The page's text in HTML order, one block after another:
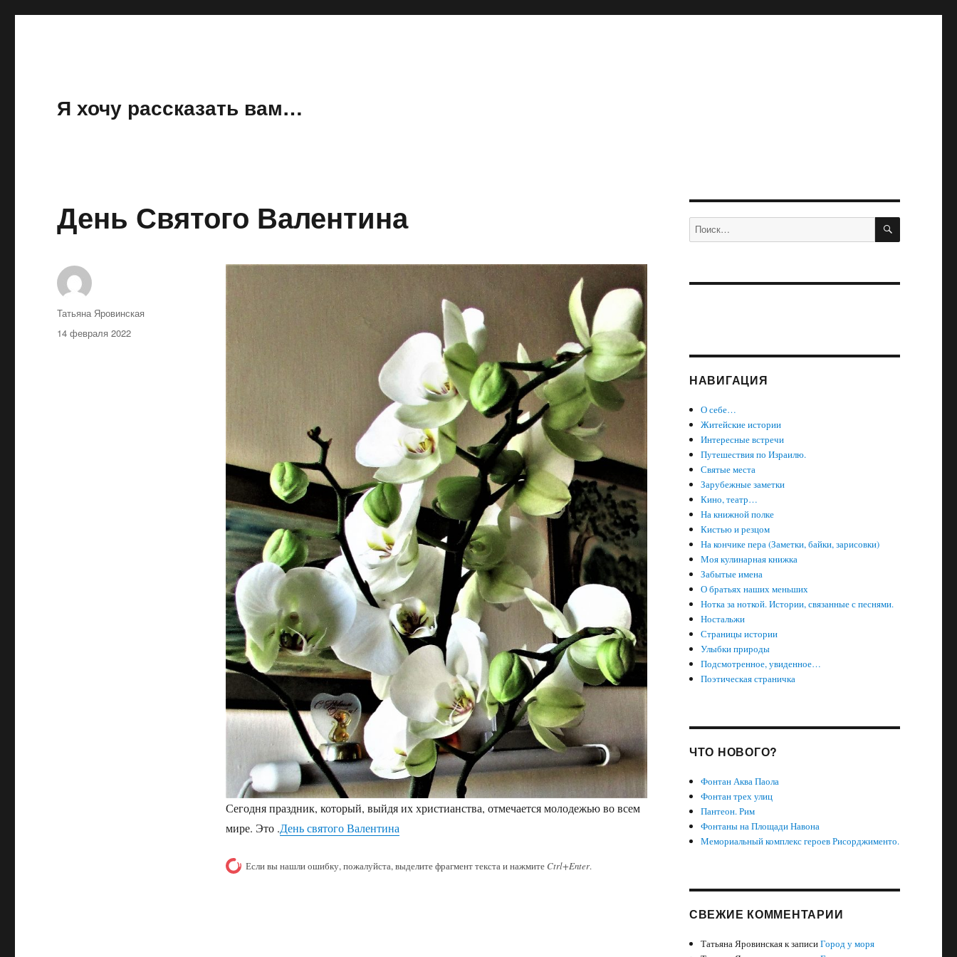
Я хочу рассказать вам…
День Святого Валентина
Сегодня праздник, который, выйдя их христианства, отмечается молодежью во всем
мире. Это .День святого Валентина
Если вы нашли ошибку, пожалуйста, выделите фрагмент текста и нажмите Ctrl+Enter.
Автор
Татьяна Яровинская
Опубликовано
14 февраля 2022
Искать: ПОИСК
НАВИГАЦИЯ
О себе…
Житейские истории
Интересные встречи
Путешествия по Израилю.
Святые места
Зарубежные заметки
Кино, театр…
На книжной полке
Кистью и резцом
На кончике пера (Заметки, байки, зарисовки)
Моя кулинарная книжка
Забытые имена
О братьях наших меньших
Нотка за ноткой. Истории, связанные с песнями.
Ностальжи
Страницы истории
Улыбки природы
Подсмотренное, увиденное…
Поэтическая страничка
ЧТО НОВОГО?
Фонтан Аква Паола
Фонтан трех улиц
Пантеон. Рим
Фонтаны на Площади Навона
Мемориальный комплекс героев Рисорджименто.
СВЕЖИЕ КОММЕНТАРИИ
Татьяна Яровинскаяк записиГород у моря